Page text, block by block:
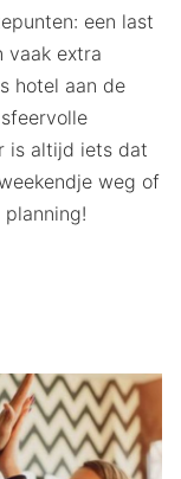
een last
vaak extra
hotel aan de
is altijd iets dat
weg of